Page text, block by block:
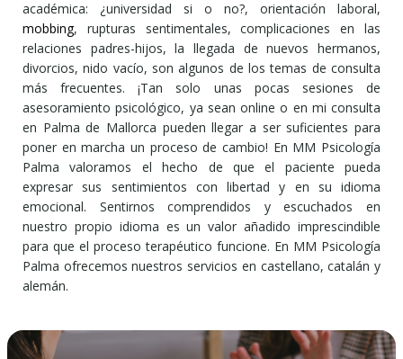
académica: ¿universidad si o no?, orientación laboral,
mobbing, rupturas sentimentales, complicaciones en las
relaciones padres-hijos, la llegada de nuevos hermanos,
divorcios, nido vacío, son algunos de los temas de consulta
más frecuentes. ¡Tan solo unas pocas sesiones de
asesoramiento psicológico, ya sean online o en mi consulta
en Palma de Mallorca pueden llegar a ser suficientes para
poner en marcha un proceso de cambio! En MM Psicología
Palma valoramos el hecho de que el paciente pueda
expresar sus sentimientos con libertad y en su idioma
emocional. Sentirnos comprendidos y escuchados en
nuestro propio idioma es un valor añadido imprescindible
para que el proceso terapéutico funcione. En MM Psicología
Palma ofrecemos nuestros servicios en castellano, catalán y
alemán.